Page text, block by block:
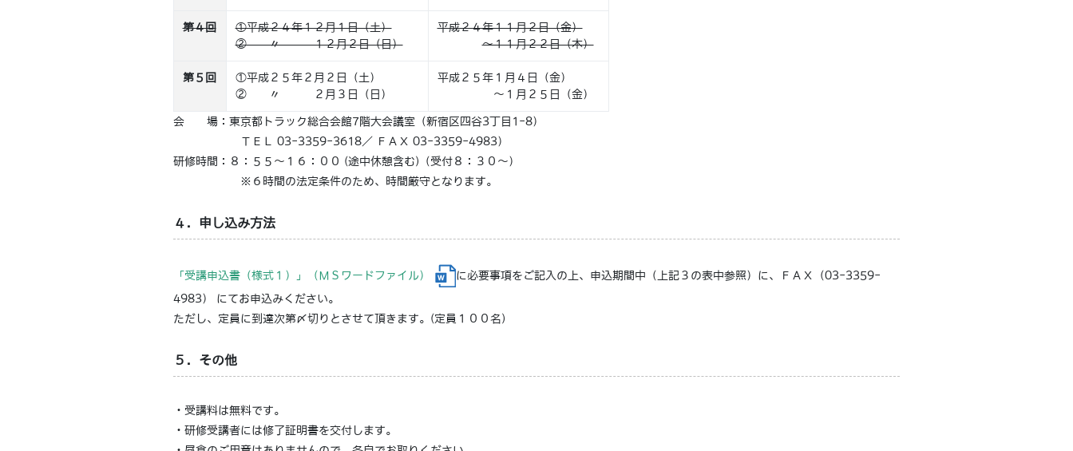
第４回
①平成２４年１２月１日（土）
② 〃 １２月２日（日）
平成２４年１１月２日（金）
～１１月２２日（木）
第５回
①平成２５年２月２日（土）
② 〃 ２月３日（日）
平成２５年１月４日（金）
～１月２５日（金）
会 場：東京都トラック総合会館7階大会議室（新宿区四谷3丁目1-8）
ＴＥＬ 03-3359-3618／ ＦＡＸ 03-3359-4983）
研修時間：８：５５～１６：００ (途中休憩含む)（受付８：３０～）
※６時間の法定条件のため、時間厳守となります。
４．申し込み方法
「受講申込書（様式１）」（ＭＳワードファイル） に必要事項をご記入の上、申込期間中（上記３の表中参照）に、ＦＡＸ（03-3359-
4983） にてお申込みください。
ただし、定員に到達次第〆切りとさせて頂きます。(定員１００名)
５．その他
・受講料は無料です。
・研修受講者には修了証明書を交付します。